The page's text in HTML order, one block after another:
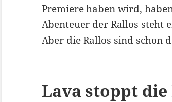
Premiere haben wird,
Abenteuer der Rallos steht
Aber die Rallos sind schon
Lava stoppt